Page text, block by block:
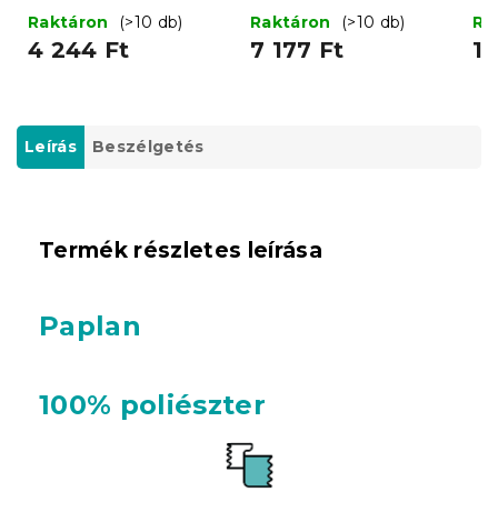
Raktáron
(>10 db)
4 244 Ft
párnával 70 x 90 cm
BASIC
Raktáron (>10 db)
7 177 Ft 1
Leírás Beszélgetés
Termék részletes leírása
Paplan
100% poliészter